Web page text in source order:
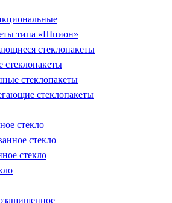
типа «Шпион»
стеклопакеты
стеклопакеты
стеклопакеты
стеклопакеты
стекло
стекло
стекло